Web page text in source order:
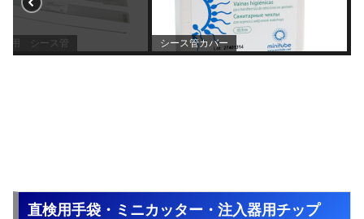
器用 シース管 シース管カバー
直検用手袋・ミニカッター・注入器用チップ